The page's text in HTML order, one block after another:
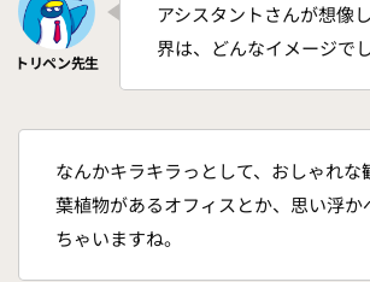
アシスタントさんが想像
界は、どんなイメージで
なんかキラキラっとして、おしゃれな
葉植物があるオフィスとか、思い浮か
ちゃいますね。